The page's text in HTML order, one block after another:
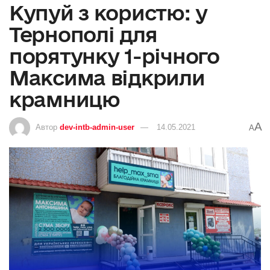
Купуй з користю: у
Тернополі для
порятунку 1-річного
Максима відкрили
крамницю
Автор dev-intb-admin-user 14.05.2021 AA